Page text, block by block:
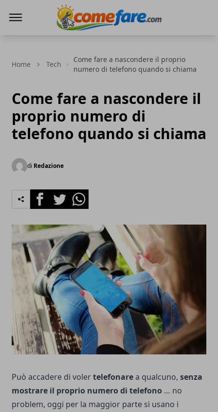
Home Tech
Come fare a nascondere il proprio
numero di telefono quando si chiama
Come fare a nascondere il
proprio numero di
telefono quando si chiama
di Redazione
FacebookTwitterWhatsapp
Può accadere di volertelefonarea qualcuno, senza
mostrare il proprio numero di telefono … no
problem, oggi per la maggior parte si usano i